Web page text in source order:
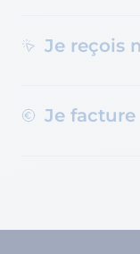
Je reçois
Je facture